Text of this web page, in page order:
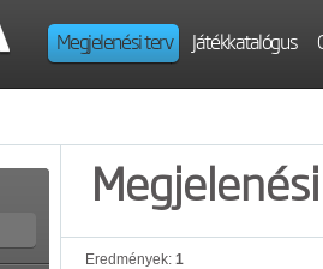
Megjelenési terv Játékkatalógus
Eredmények: 1